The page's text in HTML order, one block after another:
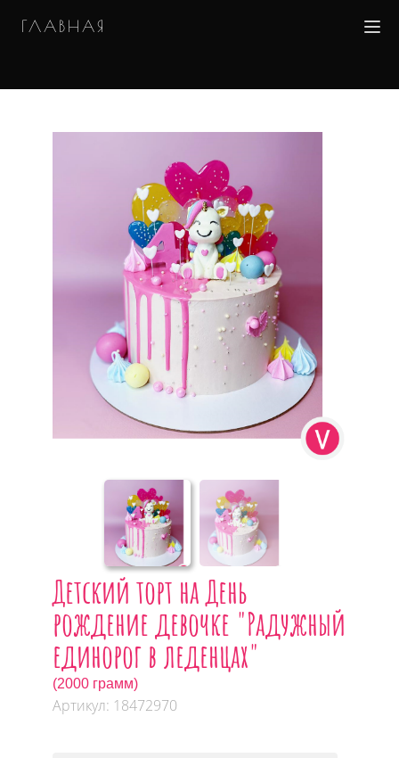
ГЛАВНАЯ
Детский торт на День
рождение девочке "Радужный
единорог в леденцах"
(2000 грамм)
Артикул: 18472970